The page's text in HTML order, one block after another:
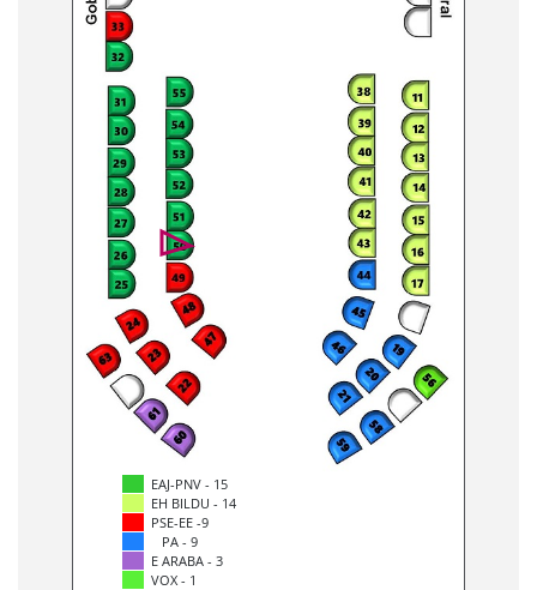
EAJ-PNV - 15
EH BILDU - 14
PSE-EE -9
PA - 9
E ARABA - 3
VOX - 1